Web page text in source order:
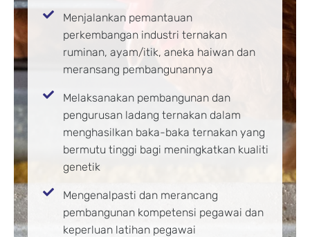
Menjalankan pemantauan
perkembangan industri ternakan
ruminan, ayam/itik, aneka haiwan dan
meransang pembangunannya
Melaksanakan pembangunan dan
pengurusan ladang ternakan dalam
menghasilkan baka-baka ternakan yang
bermutu tinggi bagi meningkatkan kualiti
genetik
Mengenalpasti dan merancang
pembangunan kompetensi pegawai dan
keperluan latihan pegawai